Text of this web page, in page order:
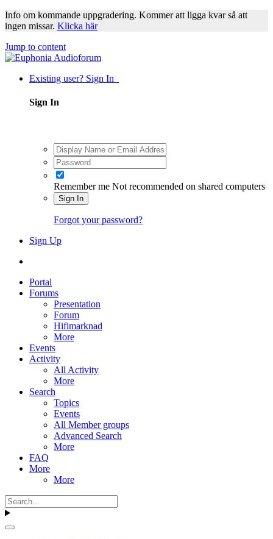
Info om kommande uppgradering. Kommer att ligga kvar så att
ingen missar. Klicka här
Jump to content
Existing user? Sign In
Sign In
Remember me Not recommended on shared computers
Sign In
Forgot your password?
Sign Up
Portal
Forums
Presentation
Forum
Hifimarknad
More
Events
Activity
All Activity
More
Search
Topics
Events
All Member groups
Advanced Search
More
FAQ
More
More